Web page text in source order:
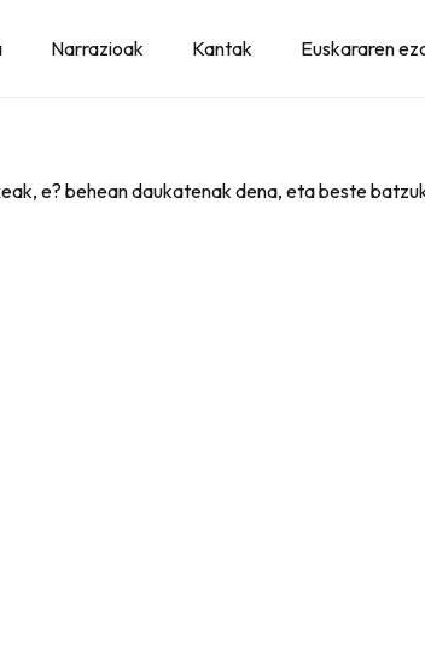
Narrazioak Kantak Euskararen
e? behean daukatenak dena, eta beste